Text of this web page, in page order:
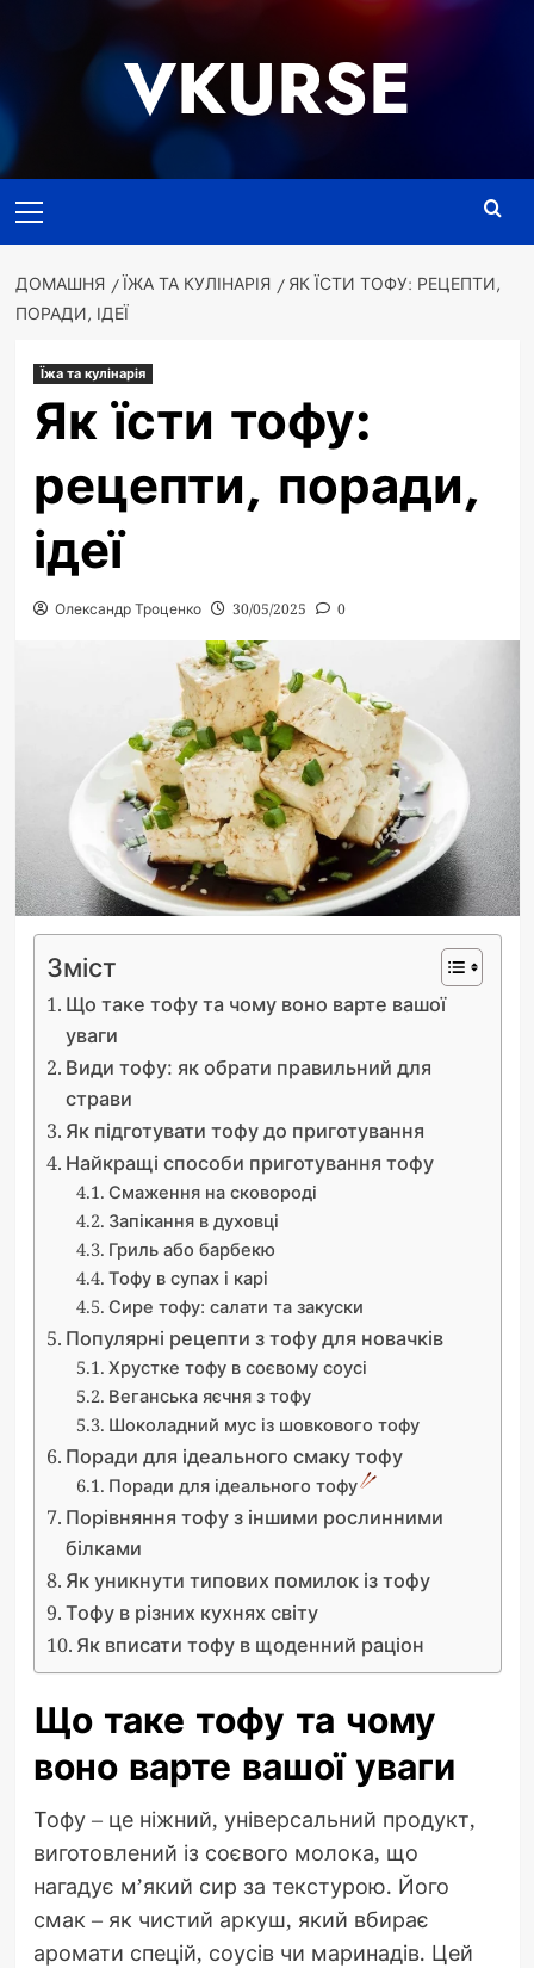
VKURSE
меню
ДОМАШНЯ ЇЖА ТА КУЛІНАРІЯ
ЯК ЇСТИ ТОФУ: РЕЦЕПТИ,
ПОРАДИ, ІДЕЇ
Їжа та кулінарія
Як їсти тофу:
рецепти, поради,
ідеї
Олександр Троценко 30/05/2025 0
Зміст
Що таке тофу та чому воно варте вашої
уваги
Види тофу: як обрати правильний для
страви
Як підготувати тофу до приготування
Найкращі способи приготування тофу
Смаження на сковороді
Запікання в духовці
Гриль або барбекю
Тофу в супах і карі
Сире тофу: салати та закуски
Популярні рецепти з тофу для новачків
Хрустке тофу в соєвому соусі
Веганська яєчня з тофу
Шоколадний мус із шовкового тофу
Поради для ідеального смаку тофу
Поради для ідеального тофу
Порівняння тофу з іншими рослинними
білками
Як уникнути типових помилок із тофу
Тофу в різних кухнях світу
Як вписати тофу в щоденний раціон
Що таке тофу та чому
воно варте вашої уваги
Тофу – це ніжний, універсальний продукт,
виготовлений із соєвого молока, що
нагадує м’який сир за текстурою. Його
смак – як чистий аркуш, який вбирає
аромати спецій, соусів чи маринадів. Цей